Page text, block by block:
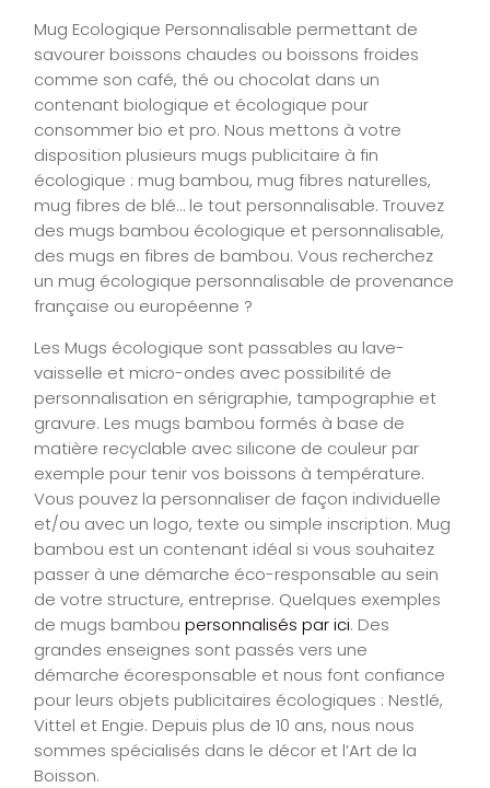
Mug Ecologique Personnalisable permettant de
savourer boissons chaudes ou boissons froides
comme son café, thé ou chocolat dans un
contenant biologique et écologique pour
consommer bio et pro. Nous mettons à votre
disposition plusieurs mugs publicitaire à fin
écologique : mug bambou, mug fibres naturelles,
mug fibres de blé… le tout personnalisable. Trouvez
des mugs bambou écologique et personnalisable,
des mugs en fibres de bambou. Vous recherchez
un mug écologique personnalisable de provenance
française ou européenne ?
Les Mugs écologique sont passables au lave-
vaisselle et micro-ondes avec possibilité de
personnalisation en sérigraphie, tampographie et
gravure. Les mugs bambou formés à base de
matière recyclable avec silicone de couleur par
exemple pour tenir vos boissons à température.
Vous pouvez la personnaliser de façon individuelle
et/ou avec un logo, texte ou simple inscription. Mug
bambou est un contenant idéal si vous souhaitez
passer à une démarche éco-responsable au sein
de votre structure, entreprise. Quelques exemples
de mugs bambou personnalisés par ici. Des
grandes enseignes sont passés vers une
démarche écoresponsable et nous font confiance
pour leurs objets publicitaires écologiques : Nestlé,
Vittel et Engie. Depuis plus de 10 ans, nous nous
sommes spécialisés dans le décor et l’Art de la
Boisson.